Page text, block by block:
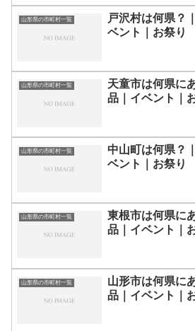
山形県の市町村一覧
戸沢村は何県？
ベント｜お祭り
山形県の市町村一覧
天童市は何県に
品｜イベント｜
山形県の市町村一覧
中山町は何県？
ベント｜お祭り
山形県の市町村一覧
東根市は何県に
品｜イベント｜
山形県の市町村一覧
山形市は何県に
品｜イベント｜